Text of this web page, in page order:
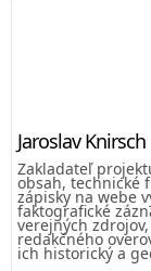
Jaroslav Knirsch
Zakladateľ
obsah, technické
zápisky na webe
faktografické
verejných
redakčného
ich historický a